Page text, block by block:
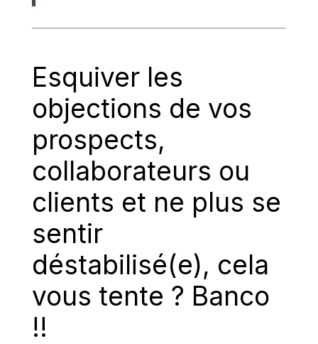
Esquiver les
objections de vos
prospects,
collaborateurs ou
clients et ne plus se
sentir
déstabilisé(e), cela
vous tente ? Banco
!!